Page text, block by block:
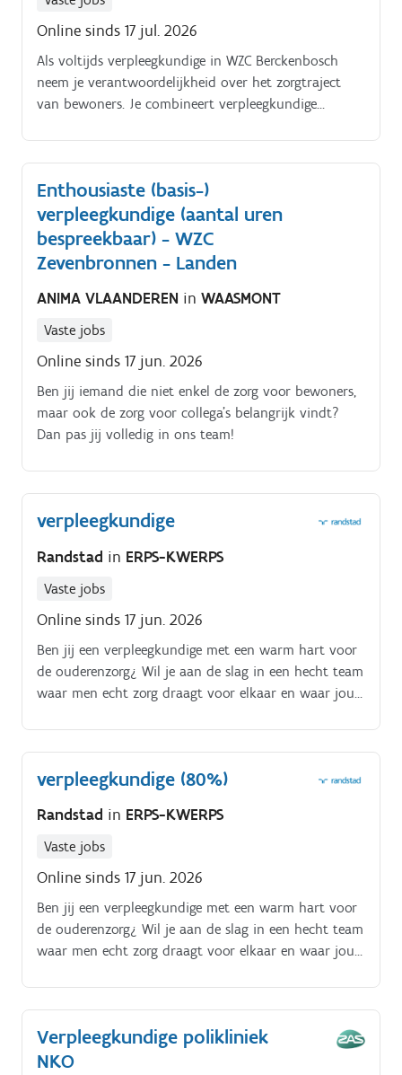
gezondheidstoestand;onderhouden van contact met
bewoners, familie en artsen;ondersteunen van
zorgkundigen in hun dagelijkse werking;uitvoeren van
administratieve en logistieke taken in functie van de
zorgkwaliteit.
Online sinds 17 jul. 2026
Als voltijds verpleegkundige in WZC Berckenbosch
neem je verantwoordelijkheid over het zorgtraject
van bewoners. Je combineert verpleegkundige
collega’s die elkaar ondersteunen in het dagelijkse
zorgproces. Je dagelijkse bezigheden zijn uitvoeren
van verpleegkundige handelingen volgens de geldende
richtlijnen;bewaken en actualiseren van zorgplannen
en zorgdossiers;observeren en rapporteren van
veranderingen in gezondheid en welzijn;fungeren als
artsen;ondersteunen van zorgkundigen in hun
taken in functie van de zorgkwaliteit.
Enthousiaste (basis-)
verpleegkundige (aantal uren
bespreekbaar) - WZC
Zevenbronnen - Landen
ANIMA VLAANDEREN in WAASMONT
Vaste jobs
Online sinds 17 jun. 2026
Ben jij iemand die niet enkel de zorg voor bewoners,
maar ook de zorg voor collega's belangrijk vindt?
Dan pas jij volledig in ons team!
verpleegkundige
Randstad in ERPS-KWERPS
Vaste jobs
Online sinds 17 jun. 2026
Ben jij een verpleegkundige met een warm hart voor
de ouderenzorg¿ Wil je aan de slag in een hecht team
waar men echt zorg draagt voor elkaar en waar jouw
staan¿ Dan heeft Randstad de ideale match voor jou!
Voor een modern en gezellig woonzorgcentrum in de
regio Vlaams Brabant ¿ dat deel uitmaakt van een
enthousiaste verpleegkundige.
verpleegkundige (80%)
Randstad in ERPS-KWERPS
Vaste jobs
Online sinds 17 jun. 2026
Ben jij een verpleegkundige met een warm hart voor
de ouderenzorg¿ Wil je aan de slag in een hecht team
waar men echt zorg draagt voor elkaar en waar jouw
Voor een modern en gezellig woonzorgcentrum in de
regio Vlaams Brabant ¿ dat deel uitmaakt van een
grotere, stabiele zorgorganisatie ¿ zoeken wij een
Verpleegkundige polikliniek
NKO